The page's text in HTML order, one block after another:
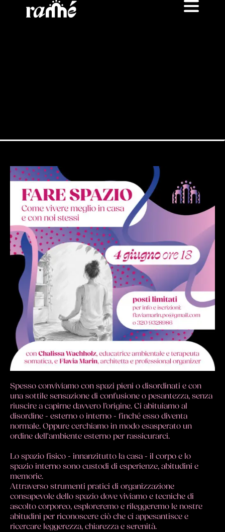
Spesso conviviamo con spazi pieni o disordinati e con
una sottile sensazione di confusione o pesantezza, senza
riuscire a capirne davvero l’origine. Ci abituiamo al
disordine - esterno o interno - finché esso diventa
normale. Oppure cerchiamo in modo esasperato un
ordine dell'ambiente esterno per rassicurarci.
Lo spazio fisico - innanzitutto la casa - il corpo e lo
spazio interno sono custodi di esperienze, abitudini e
memorie.
Attraverso strumenti pratici di organizzazione
consapevole dello spazio dove viviamo e tecniche di
ascolto corporeo, esploreremo e rileggeremo le nostre
abitudini per riconoscere ciò che ci appesantisce e
ricercare leggerezza, chiarezza e serenità.